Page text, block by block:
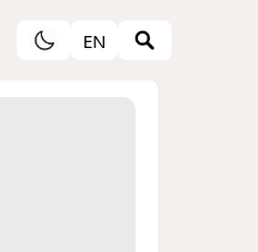
EN